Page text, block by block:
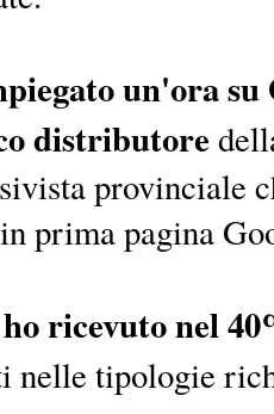
un'ora su
distributore
provinciale
prima pagina
ricevuto nel
nelle tipologie